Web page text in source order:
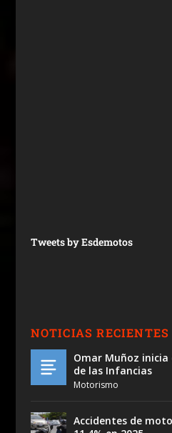
Tweets by Esdemotos
NOTICIAS RECIENTES
Omar Muñoz inicia
de las Infancias
Motorismo
Accidentes de